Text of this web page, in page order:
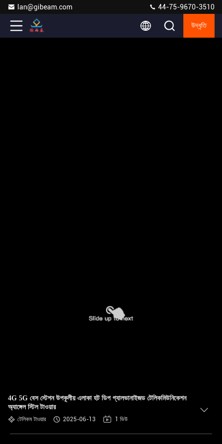
lan@gibeam.com 44-75-9670-3510
উদ্ধৃতি
4G 5G বেস স্টেশন উপকূলীয় এলাকা হট ডিপ গ্যালভানাইজড টেলিকমিউনিকেশন
অ্যাঙ্গেল স্টিল টাওয়ার
টেলিকম টাওয়ার 2025-06-13 1 ভিউ